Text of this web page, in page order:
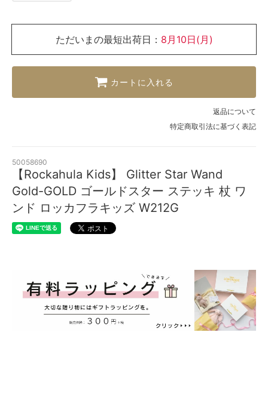
ただいまの最短出荷日： 8月10日(月)
カートに入れる
返品について
特定商取引法に基づく表記
50058690
【Rockahula Kids】 Glitter Star Wand
Gold-GOLD ゴールドスター ステッキ 杖 ワ
ンド ロッカフラキッズ W212G